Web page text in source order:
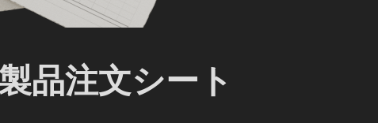
品注文シート